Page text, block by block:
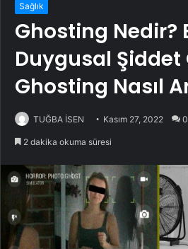
Sağlık
Ghosting Nedir?
Duygusal Şiddet
Ghosting Nasıl
TUĞBA İSEN Kasım 27, 2022 0
2 dakika okuma süresi